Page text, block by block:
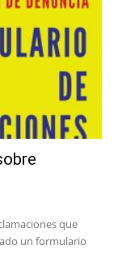
que
un formulario